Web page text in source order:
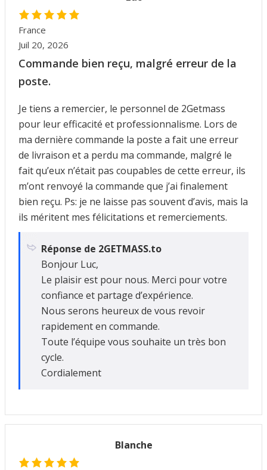
France
Juil 20, 2026
Commande bien reçu, malgré erreur de la
poste.
Je tiens a remercier, le personnel de 2Getmass
pour leur efficacité et professionnalisme. Lors de
ma dernière commande la poste a fait une erreur
de livraison et a perdu ma commande, malgré le
fait qu’eux n’était pas coupables de cette erreur, ils
m’ont renvoyé la commande que j’ai finalement
bien reçu. Ps: je ne laisse pas souvent d’avis, mais la
ils méritent mes félicitations et remerciements.
Réponse de 2GETMASS.to
Bonjour Luc,
Le plaisir est pour nous. Merci pour votre
confiance et partage d’expérience.
Nous serons heureux de vous revoir
rapidement en commande.
Toute l’équipe vous souhaite un très bon
cycle.
Cordialement
Blanche